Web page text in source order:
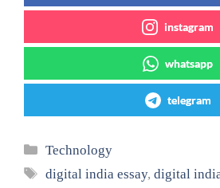
instagram
whatsapp
telegram
Categories
Technology
Tags
digital india essay,digital